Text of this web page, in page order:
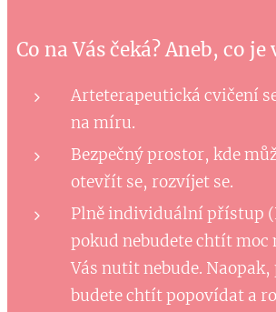
Co na Vás čeká? Aneb, co je
Arteterapeutická cvičení
na míru.
Bezpečný prostor, kde
otevřít se, rozvíjet se.
Plně individuální přístup
pokud nebudete chtít
Vás nutit nebude. Naopak,
budete chtít popovídat a